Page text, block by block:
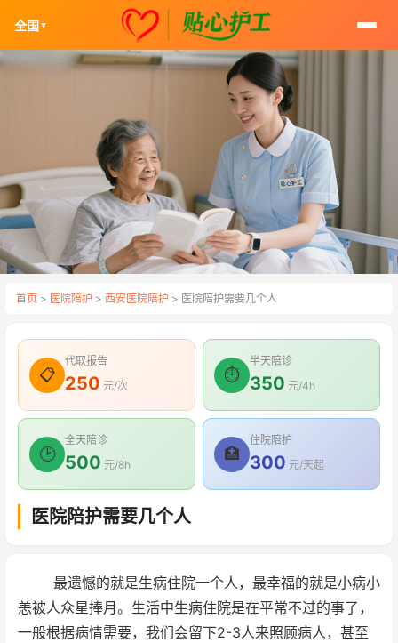
全国 ▼
首页 > 医院陪护 > 西安医院陪护 > 医院陪护需要几个人
📋
代取报告
250 元/次
⏱
半天陪诊
350 元/4h
🕑
全天陪诊
500 元/8h
🏥
住院陪护
300 元/天起
医院陪护需要几个人
最遗憾的就是生病住院一个人，最幸福的就是小病小
恙被人众星捧月。生活中生病住院是在平常不过的事了，
一般根据病情需要，我们会留下2-3人来照顾病人，甚至